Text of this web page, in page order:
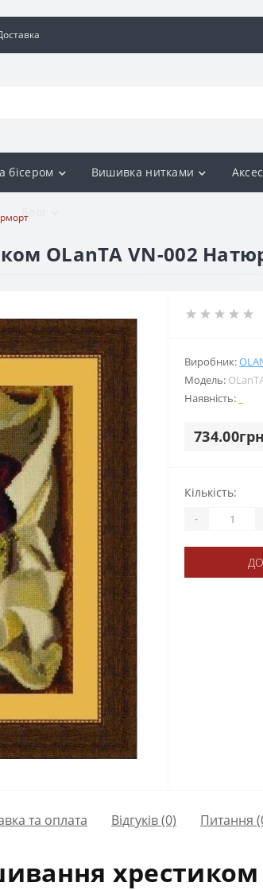
бісером Вишивка нитками
OLanTА VN-002
Виробник:
Модель:
Наявність:
Кількість:
-
та оплата Відгуків (0) Питання
хрестиком